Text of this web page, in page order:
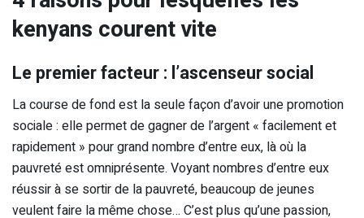
kenyans courent vite
Le premier facteur : l’ascenseur social
La course de fond est la seule façon d’avoir une promotion
sociale : elle permet de gagner de l’argent « facilement et
rapidement » pour grand nombre d’entre eux, là où la
pauvreté est omniprésente. Voyant nombres d’entre eux
réussir à se sortir de la pauvreté, beaucoup de jeunes
veulent faire la même chose… C’est plus qu’une passion,